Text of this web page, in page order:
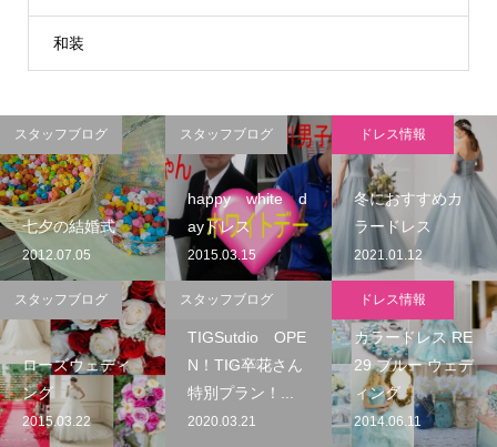
和装
七夕の結婚式
2012.07.05
スタッフブログ
happy white d
ayドレス
2015.03.15
スタッフブログ
冬におすすめカ
ラードレス
2021.01.12
ドレス情報
ローズウェディ
ング
2015.03.22
スタッフブログ
TIGSutdio OPE
N！TIG卒花さん
特別プラン！...
2020.03.21
スタッフブログ
カラードレス RE
29 ブルー ウェデ
ィング
2014.06.11
ドレス情報